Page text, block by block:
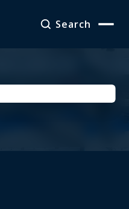
Search